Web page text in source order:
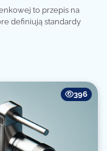
to przepis na
definiują standardy
396